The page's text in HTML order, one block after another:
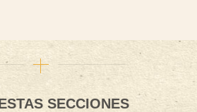
SECCIONES